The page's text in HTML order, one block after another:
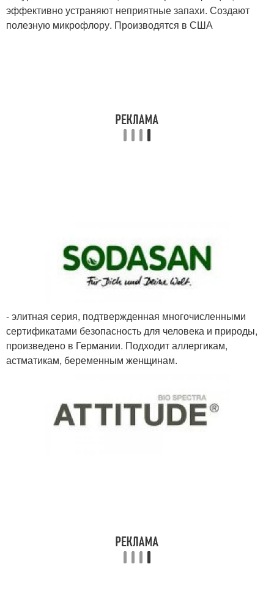
эффективно устраняют неприятные запахи. Создают
полезную микрофлору. Производятся в США
- элитная серия, подтвержденная многочисленными
сертификатами безопасность для человека и природы,
произведено в Германии. Подходит аллергикам,
астматикам, беременным женщинам.